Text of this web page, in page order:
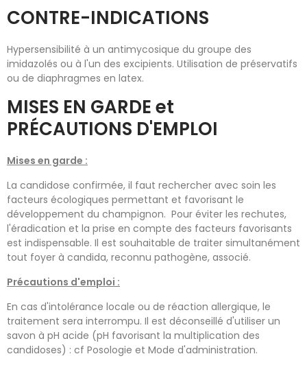
CONTRE-INDICATIONS
Hypersensibilité à un antimycosique du groupe des
imidazolés ou à l'un des excipients. Utilisation de préservatifs
ou de diaphragmes en latex.
MISES EN GARDE et
PRÉCAUTIONS D'EMPLOI
Mises en garde :
La candidose confirmée, il faut rechercher avec soin les
facteurs écologiques permettant et favorisant le
développement du champignon. Pour éviter les rechutes,
l'éradication et la prise en compte des facteurs favorisants
est indispensable. Il est souhaitable de traiter simultanément
tout foyer à candida, reconnu pathogène, associé.
Précautions d'emploi :
En cas d'intolérance locale ou de réaction allergique, le
traitement sera interrompu. Il est déconseillé d'utiliser un
savon à pH acide (pH favorisant la multiplication des
candidoses) : cf Posologie et Mode d'administration.